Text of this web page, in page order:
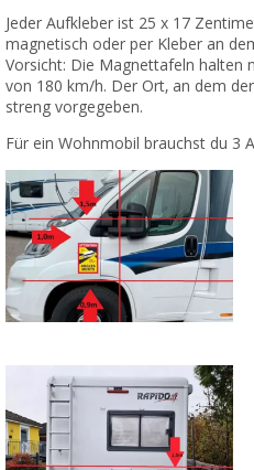
Jeder Aufkleber ist 25 x 17
magnetisch oder per Kleber an
Vorsicht: Die Magnettafeln halten
von 180 km/h. Der Ort, an dem
streng vorgegeben.
Für ein Wohnmobil brauchst du 3